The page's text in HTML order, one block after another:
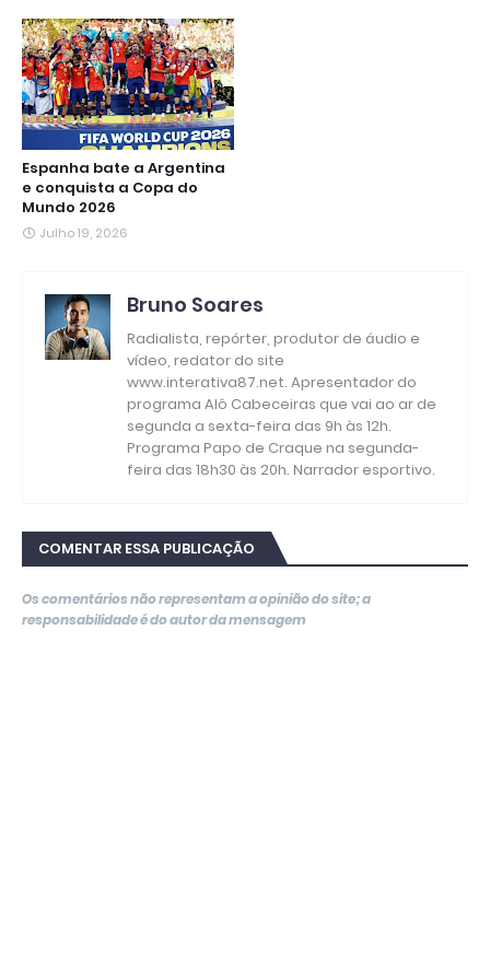
Espanha bate a Argentina
e conquista a Copa do
Mundo 2026
Julho 19, 2026
Bruno Soares
Radialista, repórter, produtor de áudio e
vídeo, redator do site
www.interativa87.net. Apresentador do
programa Alô Cabeceiras que vai ao ar de
segunda a sexta-feira das 9h às 12h.
Programa Papo de Craque na segunda-
feira das 18h30 às 20h. Narrador esportivo.
COMENTAR ESSA PUBLICAÇÃO
Os comentários não representam a opinião do site; a
responsabilidade é do autor da mensagem